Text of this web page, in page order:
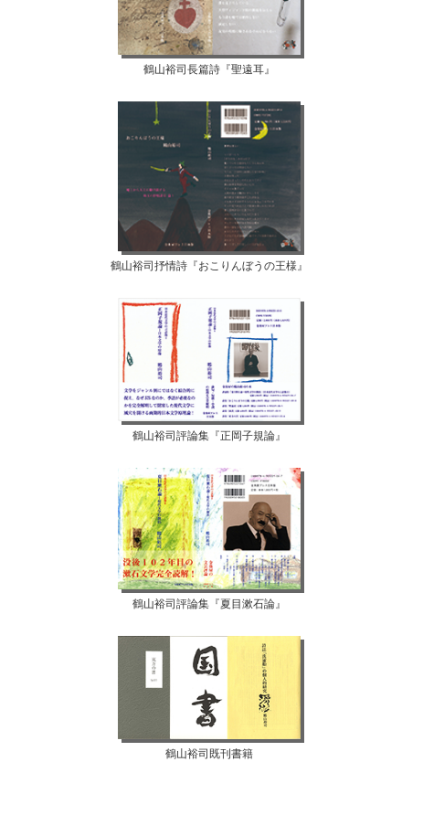
鶴山裕司長篇詩『聖遠耳』
鶴山裕司抒情詩『おこりんぼうの王様』
鶴山裕司評論集『正岡子規論』
鶴山裕司評論集『夏目漱石論』
鶴山裕司既刊書籍